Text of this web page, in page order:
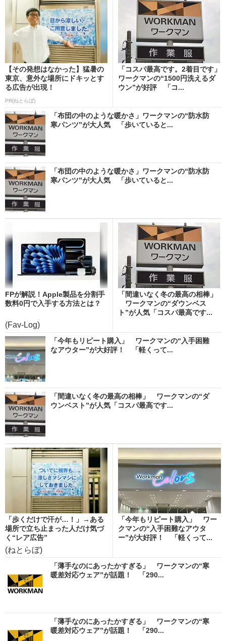
【その発想はなかった】猛暑の
東京、意外な場所にドキッとす
る広告が出現！
PR(ねとらぼ)
「コスパ最高です。2着目です」
ワークマンの“1500円洗えるダ
ウン”が好評 「コ...
「布団の中のような暖かさ」ワークマンの“防水防
寒パンツ”が大人気 「歩いていると...
「布団の中のような暖かさ」ワークマンの“防水防
寒パンツ”が大人気 「歩いていると...
FPが解説！Apple製品を分割手
数料0円で入手する方法とは？
(Fav-Log)
「間違いなく冬の最高の相棒」
ワークマンの“ダウンベス
ト”が人気「コスパ最高です...
「今年もリピート購入」 ワークマンの“入手困難
なアウター”が大好評！ 「軽くって...
「間違いなく冬の最高の相棒」 ワークマンの“ダ
ウンベスト”が人気「コスパ最高です...
「歩くだけで汗が…！」→ある
場所で立ち止まった人だけ気づ
く“レア広告”
(ねとらぼ)
「今年もリピート購入」 ワー
クマンの“入手困難なアウタ
ー”が大好評！ 「軽くって...
「薄手なのにあったかすぎる」 ワークマンの“寒
暖差対応ウェア”が話題！ 「290...
「薄手なのにあったかすぎる」 ワークマンの“寒
暖差対応ウェア”が話題！ 「290...